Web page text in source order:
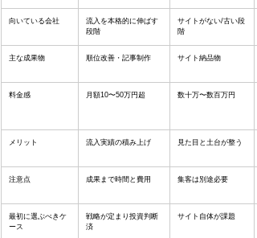
向いている会社
流入を本格的に伸ばす
段階
サイトがない/古い段
階
主な成果物 順位改善・記事制作 サイト納品物
料金感 月額10〜50万円超 数十万〜数百万円
メリット 流入実績の積み上げ 見た目と土台が整う
注意点 成果まで時間と費用 集客は別途必要
最初に選ぶべきケ
ース
戦略が定まり投資判断
済
サイト自体が課題